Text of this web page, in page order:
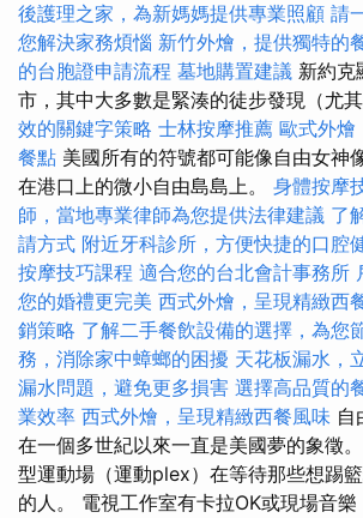
後護理之家，為新媽媽提供專業照顧 請
您解決家務煩惱 新竹外燴，提供獨特的
的台胞證申請流程 墓地購置建議 新約克
市，其中大多數是緊湊的徒步發現（尤
效的關鍵字策略 士林按摩推薦 歐式外燴
餐點 美國所有的符號都可能像自由女神
在港口上的微小自由島島上。 身體按摩
師，當地專業律師為您提供法律建議 了
請方式 附近牙科診所，方便快捷的口腔
按摩技巧課程 適合您的台北會計事務所
您的婚禮更完美 西式外燴，呈現精緻西
銷策略 了解二手餐飲設備的選擇，為您
務，消除家中蟑螂的困擾 天花板漏水，
漏水問題，避免更多損害 選擇高品質的
業效率 西式外燴，呈現精緻西餐風味 自
在一個多世紀以來一直是美國夢的象徵
型運動場（運動plex）在等待那些想踢
的人。 電視工作室有卡拉OK或現場音